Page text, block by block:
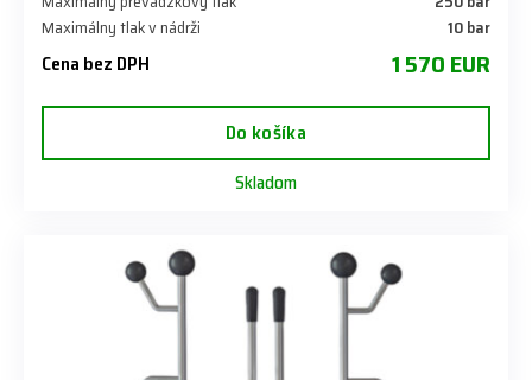
Maximálny tlak v nádrži
​10 bar
Cena bez DPH 1 570 EUR
Do košíka
Skladom